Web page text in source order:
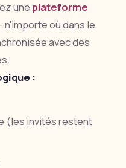
une plateforme
où dans le
avec des
:
(les invités restent